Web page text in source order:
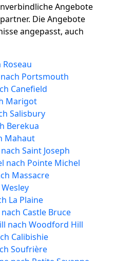
Angebote
Die Angebote
angepasst, auch
Portsmouth
Canefield
Marigot
Salisbury
Berekua
Mahaut
Saint Joseph
nach Pointe Michel
Massacre
La Plaine
Castle Bruce
nach Woodford Hill
Calibishie
Soufrière